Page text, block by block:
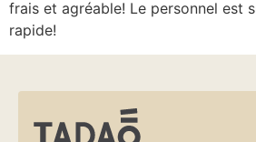
frais et agréable! Le personnel est
rapide!